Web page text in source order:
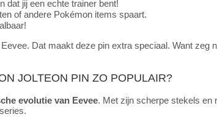
dat jij een echte trainer bent!
of andere Pokémon items spaart.
Dat maakt deze pin extra speciaal. Want zeg
JOLTEON PIN ZO POPULAIR?
evolutie van Eevee. Met zijn scherpe stekels en